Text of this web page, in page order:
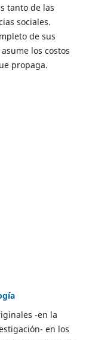
tanto de las
sociales.
de sus
los costos
propaga.
-en la
en los